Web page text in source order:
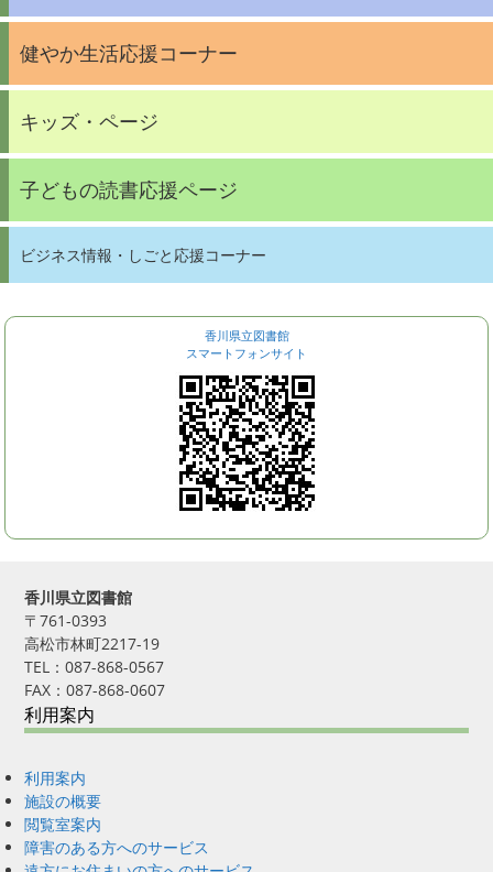
健やか生活応援コーナー
キッズ・ページ
子どもの読書応援ページ
ビジネス情報・しごと応援コーナー
香川県立図書館
スマートフォンサイト
香川県立図書館
〒761-0393
高松市林町2217-19
TEL：087-868-0567
FAX：087-868-0607
利用案内
利用案内
施設の概要
閲覧室案内
障害のある方へのサービス